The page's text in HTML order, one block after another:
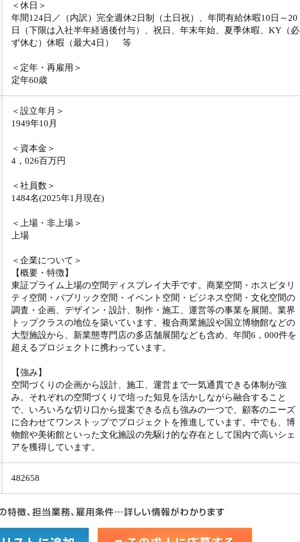
＜休日＞
年間124日／（内訳）完全週休2日制（土日祝）、年間有給休暇10日～20
日（下限は入社半年経過後付与）、祝日、年末年始、夏季休暇、KY（必
ず休む）休暇（最大4日） 等
＜定年・再雇用＞
定年60歳
＜設立年月＞
1949年10月
＜資本金＞
4，026百万円
＜社員数＞
1484名(2025年1月現在)
＜上場・非上場＞
上場
＜企業について＞
【概要・特徴】
東証プライム上場の空間ディスプレイ大手です。商業空間・ホスピタリ
ティ空間・パブリック空間・イベント空間・ビジネス空間・文化空間の
調査・企画、デザイン・設計、制作・施工、運営等の事業を展開。業界
トップクラスの地位を築いています。複合商業施設や国立博物館などの
大型施設から、新業態専門店の多店舗展開なども含め、年間6，000件を
超えるプロジェクトに携わっています。
【強み】
空間づくりの企画から設計、施工、運営まで一気通貫できる体制が強
み。それぞれの空間づくりで培った知見を活かしながら融合すること
で、いろいろな切り口から提案できる点も強みの一つで、顧客のニーズ
に合わせてワンストップでプロジェクトを推進しています。中でも、博
物館や美術館といった文化施設の先駆け的な存在として国内で高いシェ
アを獲得しています。
482658